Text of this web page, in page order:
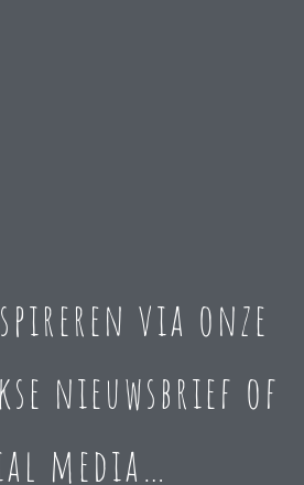
via onze
nieuwsbrief of
media…